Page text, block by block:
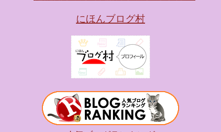
にほんブログ村